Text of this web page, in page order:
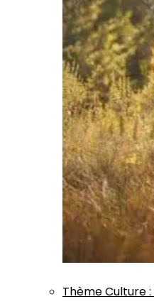
ThèmeCulture: